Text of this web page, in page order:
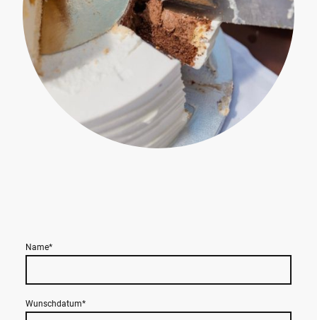
Name*
Wunschdatum*